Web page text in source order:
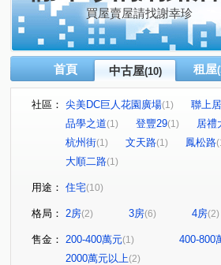
買屋賣屋請找謝幸珍
首頁 中古屋(10) 租屋
社區： 尖美DC巨人花園廣場(1) 聯上
品學之道(1) 登豐29(1) 居禮
杭州街(1) 文天路(1) 鳳松路
大順二路(1)
用途： 住宅(10)
格局： 2房(2) 3房(6) 4房(2)
售金： 200-400萬元(1) 400-800
2000萬元以上(2)